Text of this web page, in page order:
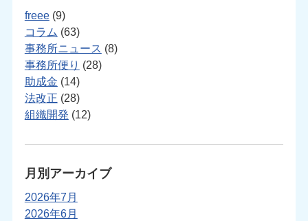
freee(9)
コラム (63)
事務所ニュース (8)
事務所便り (28)
助成金 (14)
法改正 (28)
組織開発 (12)
月別アーカイブ
2026年7月
2026年6月